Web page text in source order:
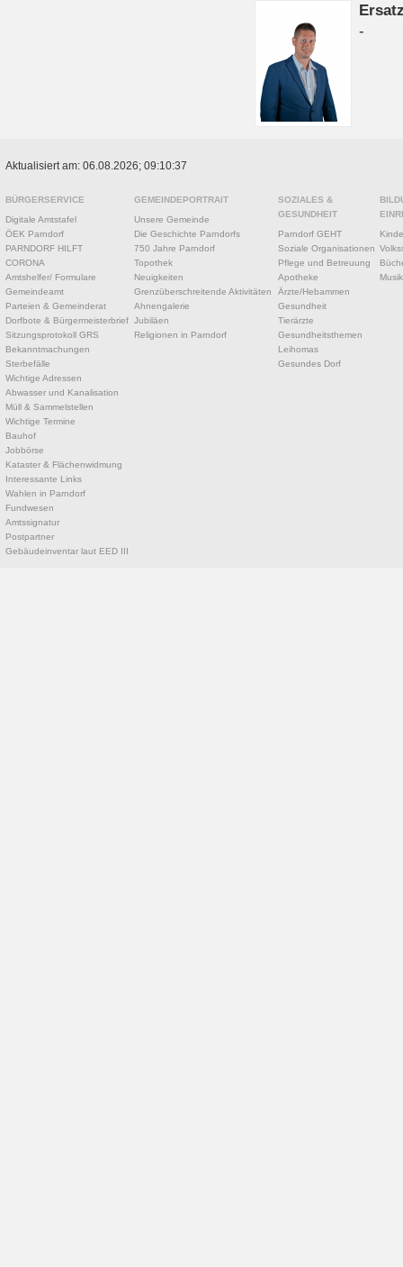
-
Aktualisiert am: 06.08.2026; 09:10:37
BÜRGERSERVICE
Digitale Amtstafel
ÖEK Parndorf
PARNDORF HILFT
CORONA
Amtshelfer/ Formulare
Gemeindeamt
Parteien & Gemeinderat
Dorfbote & Bürgermeisterbrief
Sitzungsprotokoll GRS
Bekanntmachungen
Sterbefälle
Wichtige Adressen
Abwasser und Kanalisation
Müll & Sammelstellen
Wichtige Termine
Bauhof
Jobbörse
Kataster & Flächenwidmung
Interessante Links
Wahlen in Parndorf
Fundwesen
Amtssignatur
Postpartner
Gebäudeinventar laut EED III
GEMEINDEPORTRAIT
Unsere Gemeinde
Die Geschichte Parndorfs
750 Jahre Parndorf
Topothek
Neuigkeiten
Grenzüberschreitende Aktivitäten
Ahnengalerie
Jubiläen
Religionen in Parndorf
SOZIALES &
GESUNDHEIT
Parndorf GEHT
Soziale Organisationen
Pflege und Betreuung
Apotheke
Ärzte/Hebammen
Gesundheit
Tierärzte
Gesundheitsthemen
Leihomas
Gesundes Dorf